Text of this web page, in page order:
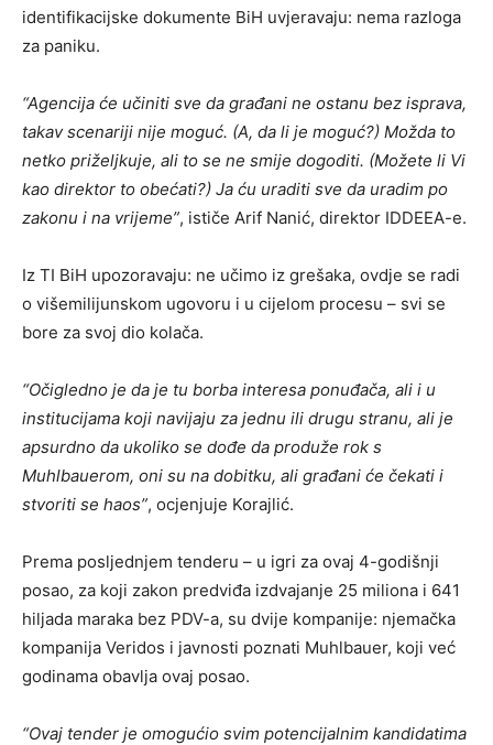
identifikacijske dokumente BiH uvjeravaju: nema razloga
za paniku.
“Agencija će učiniti sve da građani ne ostanu bez isprava,
takav scenariji nije moguć. (A, da li je moguć?) Možda to
netko priželjkuje, ali to se ne smije dogoditi. (Možete li Vi
kao direktor to obećati?) Ja ću uraditi sve da uradim po
zakonu i na vrijeme”, ističe Arif Nanić, direktor IDDEEA-e.
Iz TI BiH upozoravaju: ne učimo iz grešaka, ovdje se radi
o višemilijunskom ugovoru i u cijelom procesu – svi se
bore za svoj dio kolača.
“Očigledno je da je tu borba interesa ponuđača, ali i u
institucijama koji navijaju za jednu ili drugu stranu, ali je
apsurdno da ukoliko se dođe da produže rok s
Muhlbauerom, oni su na dobitku, ali građani će čekati i
stvoriti se haos”, ocjenjuje Korajlić.
Prema posljednjem tenderu – u igri za ovaj 4-godišnji
posao, za koji zakon predviđa izdvajanje 25 miliona i 641
hiljada maraka bez PDV-a, su dvije kompanije: njemačka
kompanija Veridos i javnosti poznati Muhlbauer, koji već
godinama obavlja ovaj posao.
“Ovaj tender je omogućio svim potencijalnim kandidatima